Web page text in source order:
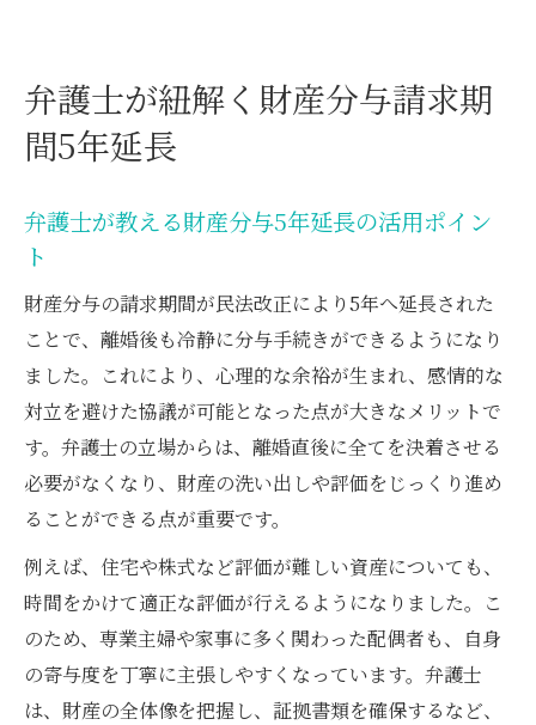
弁護士が紐解く財産分与請求期
間5年延長
弁護士が教える財産分与5年延長の活用ポイン
ト
財産分与の請求期間が民法改正により5年へ延長された
ことで、離婚後も冷静に分与手続きができるようになり
ました。これにより、心理的な余裕が生まれ、感情的な
対立を避けた協議が可能となった点が大きなメリットで
す。弁護士の立場からは、離婚直後に全てを決着させる
必要がなくなり、財産の洗い出しや評価をじっくり進め
ることができる点が重要です。
例えば、住宅や株式など評価が難しい資産についても、
時間をかけて適正な評価が行えるようになりました。こ
のため、専業主婦や家事に多く関わった配偶者も、自身
の寄与度を丁寧に主張しやすくなっています。弁護士
は、財産の全体像を把握し、証拠書類を確保するなど、